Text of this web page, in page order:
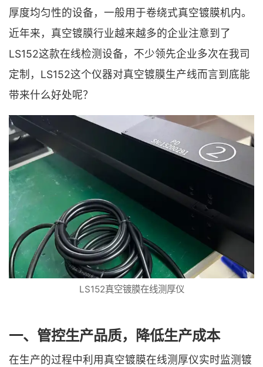
厚度均匀性的设备，一般用于卷绕式真空镀膜机内。
近年来，真空镀膜行业越来越多的企业注意到了
LS152这款在线检测设备，不少领先企业多次在我司
定制，LS152这个仪器对真空镀膜生产线而言到底能
带来什么好处呢？
LS152真空镀膜在线测厚仪
一、管控生产品质，降低生产成本
在生产的过程中利用真空镀膜在线测厚仪实时监测镀